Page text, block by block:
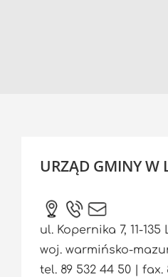
URZĄD GMINY W
ul. Kopernika 7, 11-
woj. warmińsko-
tel. 89 532 44 50 | fax.